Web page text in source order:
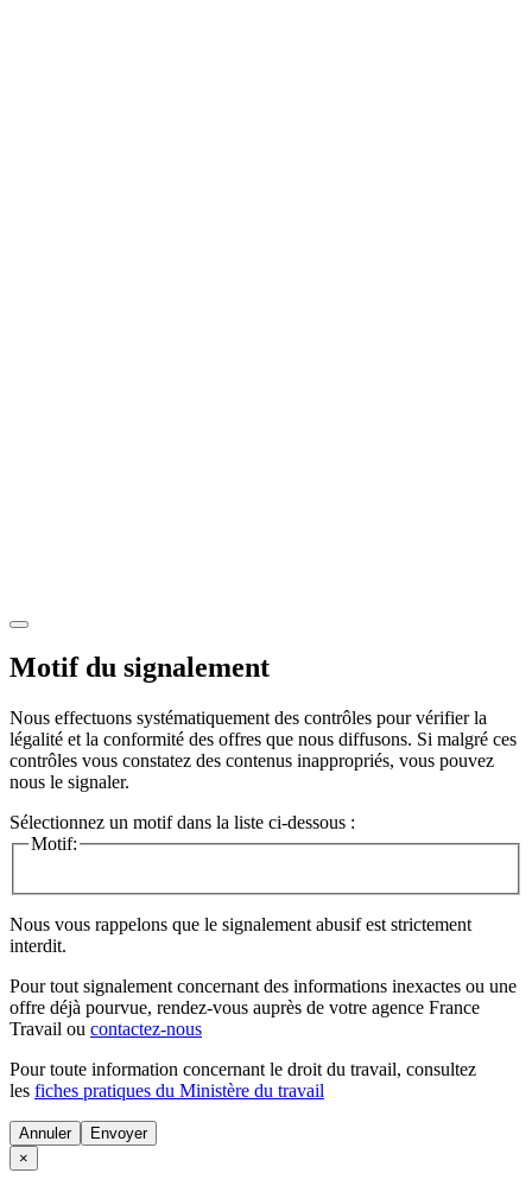
Motif du signalement
Nous effectuons systématiquement des contrôles pour vérifier la
légalité et la conformité des offres que nous diffusons. Si malgré ces
contrôles vous constatez des contenus inappropriés, vous pouvez
nous le signaler.
Sélectionnez un motif dans la liste ci-dessous :
Motif:
Nous vous rappelons que le signalement abusif est strictement
interdit.
Pour tout signalement concernant des informations inexactes ou une
offre déjà pourvue, rendez-vous auprès de votre agence France
Travail ou contactez-nous
Pour toute information concernant le droit du travail, consultez
les fiches pratiques du Ministère du travail
Annuler
×